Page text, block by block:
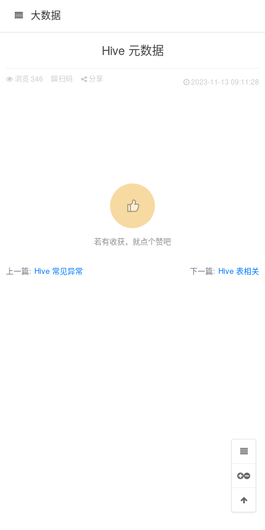
大数据
Hive 元数据
浏览 346 扫码 分享 2023-11-13 09:11:28
若有收获，就点个赞吧
上一篇: Hive 常见异常 下一篇: Hive 表相关